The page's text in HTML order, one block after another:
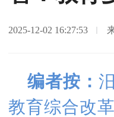
2025-12-02 16:27:53
编者按 ：
教育综合改